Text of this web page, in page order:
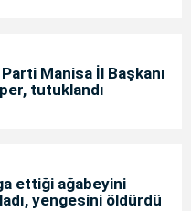
Manisa İl Başkanı
tutuklandı
ettiği ağabeyini
yengesini öldürdü